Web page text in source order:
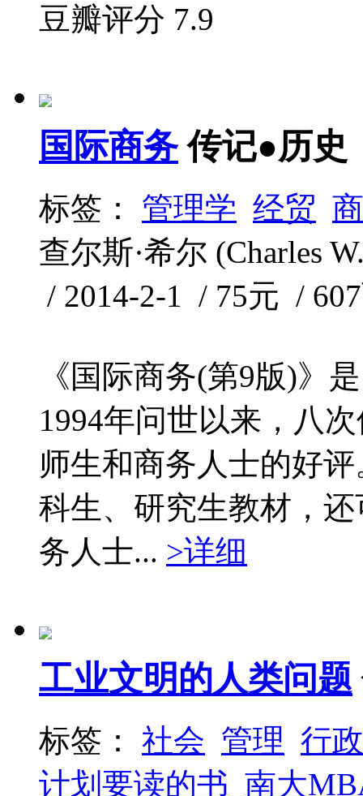
豆瓣评分 7.9
国际商务 传记●历史
标签： 管理学 经贸
查尔斯·希尔 (Charles
/ 2014-2-1 / 75元 /
《国际商务(第9版)》
1994年问世以来，八
师生和商务人士的好
科生、研究生教材，
务人士... >详细
工业文明的人类问题
标签： 社会 管理 行
计划要读的书 南大